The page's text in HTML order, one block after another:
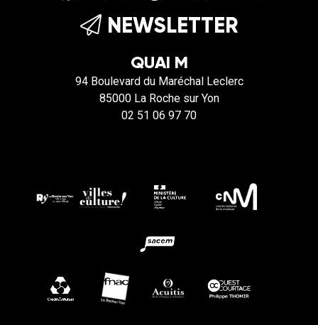
NEWSLETTER
QUAI M
94 Boulevard du Maréchal Leclerc
85000 La Roche sur Yon
02 51 06 97 70